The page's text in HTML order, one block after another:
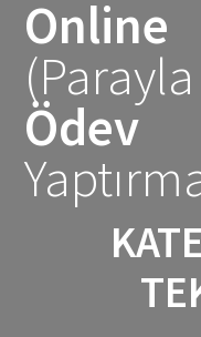
Online
(Parayla
Ödev